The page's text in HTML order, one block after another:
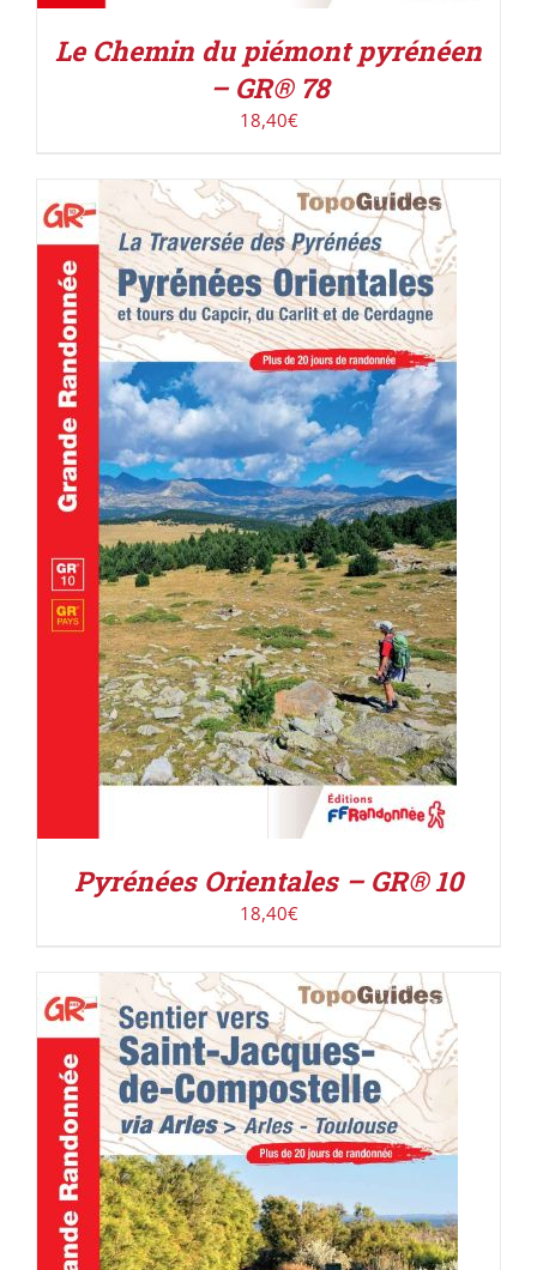
Le Chemin du piémont pyrénéen
– GR® 78
18,40€
AJOUTER AU PANIER / DÉTAILS
Pyrénées Orientales – GR® 10
18,40€